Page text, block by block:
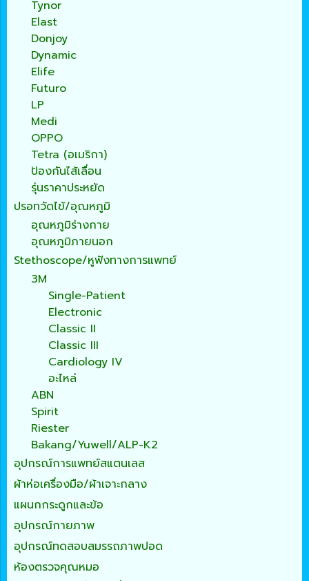
Tynor
Elast
Donjoy
Dynamic
Elife
Futuro
LP
Medi
OPPO
Tetra (อเมริกา)
ป้องกันไส้เลื่อน
รุ่นราคาประหยัด
ปรอทวัดไข้/อุณหภูมิ
อุณหภูมิร่างกาย
อุณหภูมิภายนอก
Stethoscope/หูฟังทางการแพทย์
3M
Single-Patient
Electronic
Classic II
Classic III
Cardiology IV
อะไหล่
ABN
Spirit
Riester
Bakang/Yuwell/ALP-K2
อุปกรณ์การแพทย์สแตนเลส
ผ้าห่อเครื่องมือ/ผ้าเจาะกลาง
แผนกกระดูกและข้อ
อุปกรณ์กายภาพ
อุปกรณ์ทดสอบสมรรถภาพปอด
ห้องตรวจคุณหมอ